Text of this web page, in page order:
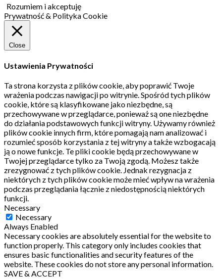
Rozumiem i akceptuję
Prywatność & Polityka Cookie
Close
Ustawienia Prywatności
Ta strona korzysta z plików cookie, aby poprawić Twoje
wrażenia podczas nawigacji po witrynie.Spośród tych plików
cookie, które są klasyfikowane jako niezbędne, są
przechowywane w przeglądarce, ponieważ są one niezbędne
do działania podstawowych funkcji witryny. Używamy również
plików cookie innych firm, które pomagają nam analizować i
rozumieć sposób korzystania z tej witryny a także wzbogacają
ją o nowe funkcje. Te pliki cookie będą przechowywane w
Twojej przeglądarce tylko za Twoją zgodą. Możesz także
zrezygnować z tych plików cookie. Jednak rezygnacja z
niektórych z tych plików cookie może mieć wpływ na wrażenia
podczas przeglądania łącznie z niedostępnością niektórych
funkcji.
Necessary
Necessary
Always Enabled
Necessary cookies are absolutely essential for the website to
function properly. This category only includes cookies that
ensures basic functionalities and security features of the
website. These cookies do not store any personal information.
SAVE & ACCEPT